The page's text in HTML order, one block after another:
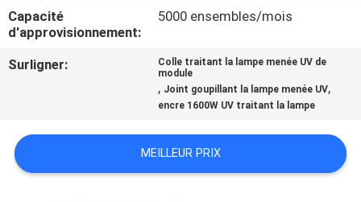
CONTACTEZ-
NOUS
NOUVELLES
DEMANDEZ
Capacité
d'approvisionnement:
5000 ensembles/mois
Surligner:
Colle traitant la lampe menée UV de
module
, Joint goupillant la lampe menée UV,
encre 1600W UV traitant la lampe
MEILLEUR PRIX